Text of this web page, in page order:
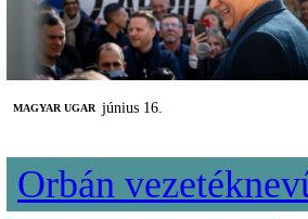
MAGYAR UGAR június 16.
Orbán